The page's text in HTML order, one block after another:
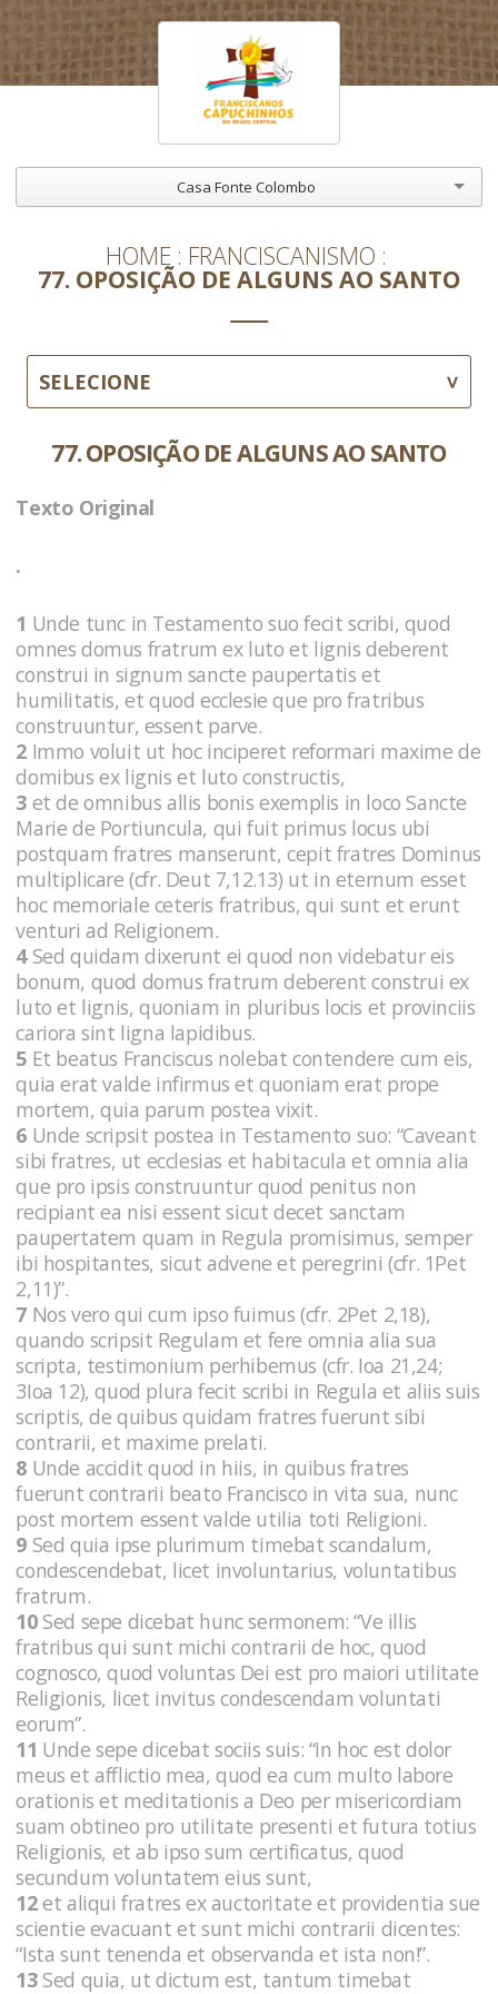
Casa Fonte Colombo
HOME FRANCISCANISMO
77. OPOSIÇÃO DE ALGUNS AO SANTO
SELECIONE
77. OPOSIÇÃO DE ALGUNS AO SANTO
Texto Original
.
1 Unde tunc in Testamento suo fecit scribi, quod
omnes domus fratrum ex luto et lignis deberent
construi in signum sancte paupertatis et
humilitatis, et quod ecclesie que pro fratribus
construuntur, essent parve.
2 Immo voluit ut hoc inciperet reformari maxime de
domibus ex lignis et luto constructis,
3 et de omnibus allis bonis exemplis in loco Sancte
Marie de Portiuncula, qui fuit primus locus ubi
postquam fratres manserunt, cepit fratres Dominus
multiplicare (cfr. Deut 7,12.13) ut in eternum esset
hoc memoriale ceteris fratribus, qui sunt et erunt
venturi ad Religionem.
4Sed quidam dixerunt ei quod non videbatur eis
bonum, quod domus fratrum deberent construi ex
luto et lignis, quoniam in pluribus locis et provinciis
cariora sint ligna lapidibus.
5 Et beatus Franciscus nolebat contendere cum eis,
quia erat valde infirmus et quoniam erat prope
mortem, quia parum postea vixit.
6 Unde scripsit postea in Testamento suo: “Caveant
sibi fratres, ut ecclesias et habitacula et omnia alia
que pro ipsis construuntur quod penitus non
recipiant ea nisi essent sicut decet sanctam
paupertatem quam in Regula promisimus, semper
ibi hospitantes, sicut advene et peregrini (cfr. 1Pet
2,11)”.
7 Nos vero qui cum ipso fuimus (cfr. 2Pet 2,18),
quando scripsit Regulam et fere omnia alia sua
scripta, testimonium perhibemus (cfr. Ioa 21,24;
3Ioa 12), quod plura fecit scribi in Regula et aliis suis
scriptis, de quibus quidam fratres fuerunt sibi
contrarii, et maxime prelati.
8 Unde accidit quod in hiis, in quibus fratres
fuerunt contrarii beato Francisco in vita sua, nunc
post mortem essent valde utilia toti Religioni.
9 Sed quia ipse plurimum timebat scandalum,
condescendebat, licet involuntarius, voluntatibus
fratrum.
10Sed sepe dicebat hunc sermonem: “Ve illis
fratribus qui sunt michi contrarii de hoc, quod
cognosco, quod voluntas Dei est pro maiori utilitate
Religionis, licet invitus condescendam voluntati
eorum”.
11 Unde sepe dicebat sociis suis: “In hoc est dolor
meus et afflictio mea, quod ea cum multo labore
orationis et meditationis a Deo per misericordiam
suam obtineo pro utilitate presenti et futura totius
Religionis, et ab ipso sum certificatus, quod
secundum voluntatem eius sunt,
12et aliqui fratres ex auctoritate et providentia sue
scientie evacuant et sunt michi contrarii dicentes:
“Ista sunt tenenda et observanda et ista non!”.
13Sed quia, ut dictum est, tantum timebat